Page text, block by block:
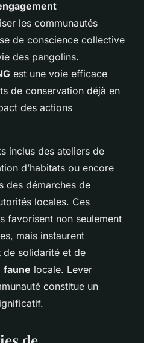
les communautés
de conscience collective
des pangolins.
est une voie efficace
de conservation déjà en
des actions
inclus des ateliers de
d’habitats ou encore
des démarches de
locales. Ces
favorisent non seulement
mais instaurent
de solidarité et de
faune locale. Lever
constitue un